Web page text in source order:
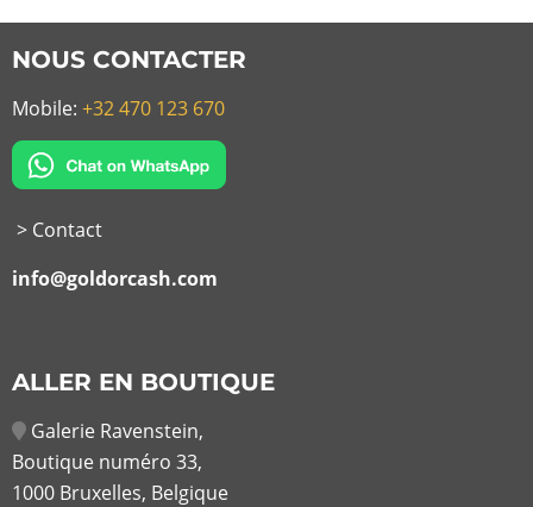
NOUS CONTACTER
Mobile: +32 470 123 670
> Contact
info@goldorcash.com
ALLER EN BOUTIQUE
Galerie Ravenstein,
Boutique numéro 33,
1000 Bruxelles, Belgique